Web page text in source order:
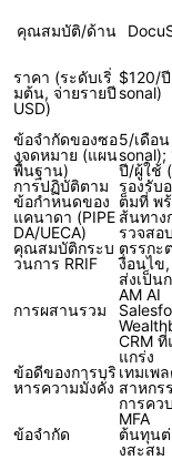
คุณสมบัติ/ด้าน
ราคา (ระดับเริ่
มต้น, จ่ายรายปี
USD)
$120/
sonal)
ข้อจำกัดของซอ
งจดหมาย (แผน
พื้นฐาน)
5/เดือ
sonal);
ปี/ผู้ใช้
การปฏิบัติตาม
ข้อกำหนดของ
แคนาดา (PIPE
DA/UECA)
รองรับ
ต็มที่ พร้
ส้นทาง
รวจสอบ
คุณสมบัติกระบ
วนการ RRIF
ตรรกะ
งื่อนไข,
ส่งเป็น
AM AI
การผสานรวม
CRM ที่
แกร่ง
ข้อดีของการบริ
หารความมั่งคั่ง
เทมเพ
สาหกร
การคว
MFA
ข้อจำกัด
ต้นทุน
งสะสม